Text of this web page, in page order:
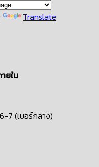
Translate
ยใน
7 (เบอร์กลาง)